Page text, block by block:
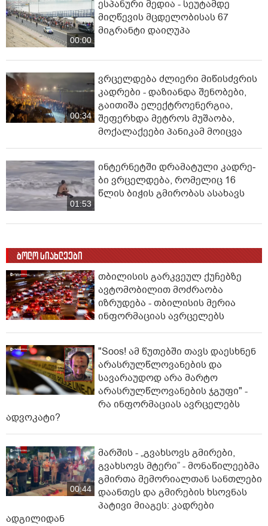
00:00
ესპანური მედია - სეუტამდე
მიღწევის მცდელობისას 67
მიგრანტი დაიღუპა
00:34
ვრცელდება ძლიერი მიწისძვრის
კადრები - დაზიანდა შენობები,
გაითიშა ელექტროენერგია,
შეფერხდა მეტროს მუშაობა,
მოქალაქეები პანიკამ მოიცვა
01:53
ინ­ტერ­ნეტ­ში დრა­მა­ტუ­ლი კად­რე­
ბი ვრცელდება, რომელიც 16
წლის ბიჭის გმირობას ასახავს
ბოლო სიახლეები
თბილისის გარკვეულ ქუჩებზე
ავტომობილით მოძრაობა
იზრუდება - თბილისის მერია
ინფორმაციას ავრცელებს
"Soos! ამ წუთებში თავს დაესხნენ
არასრულწლოვანების და
სავარაუდოდ არა მარტო
არასრულწლოვანების ჯგუფი" -
რა ინფორმაციას ავრცელებს
ადვოკატი?
00:44
მარშის - „გვახსოვს გმირები,
გვახსოვს მტერი” - მონაწილეებმა
გმირთა მემორიალთან სანთლები
დაანთეს და გმირების ხსოვნას
პატივი მიაგეს: კადრები
ადგილიდან